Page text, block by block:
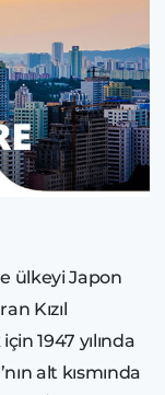
ülkeyi Japon
Kızıl
1947 yılında
alt kısmında